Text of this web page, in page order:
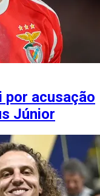
por acusação
Júnior